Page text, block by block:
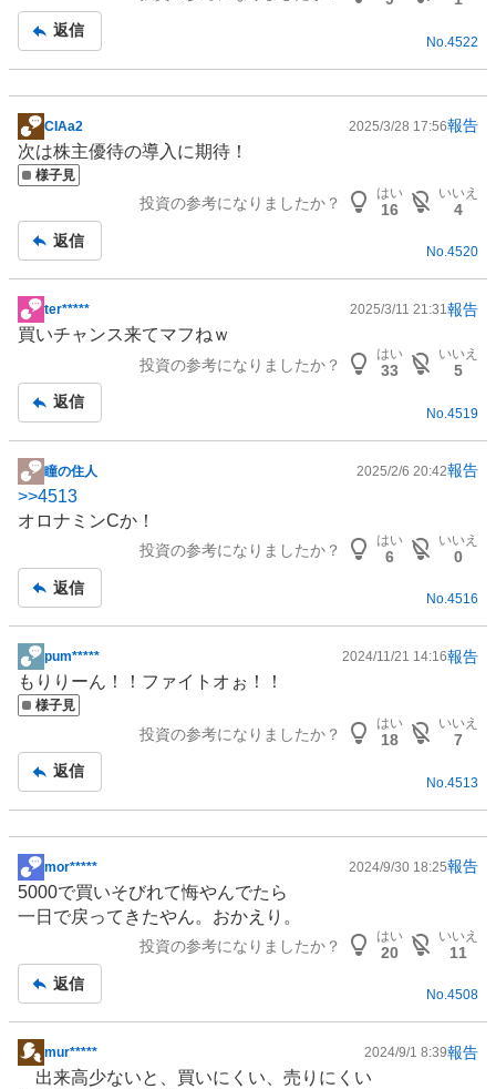
事
返信
No. 4522
掲
示
板
CIAa2 2025/3/28 17:56報告
次は株主優待の導入に期待！
様子見
投資の参考になりましたか？
はい
16
いいえ
4
返信
No.4520
掲
示
事
ter***** 2025/3/11 21:31報告
買いチャンス来てマフねｗ
投資の参考になりましたか？
はい
33
いいえ
5
返信
No. 4519
掲
示
板
瞳の住人 2025/2/6 20:42報告
>>4513
オロナミンCか！
投資の参考になりましたか？
はい
6
いいえ
0
返信
No.4516
掲
示
板
pum***** 2024/11/21 14:16報告
もりりーん！！ファイトオぉ！！
様子見
投資の参考になりましたか？
はい
18
いいえ
7
返信
No. 4513
掲
示
mor***** 2024/9/30 18:25報告
5000で買いそびれて悔やんでたら
一日で戻ってきたやん。おかえり。
投資の参考になりましたか？
はい
20
いいえ
11
返信
No.4508
掲
mur***** 2024/9/1 8:39報告
出来高少ないと、買いにくい、売りにくい